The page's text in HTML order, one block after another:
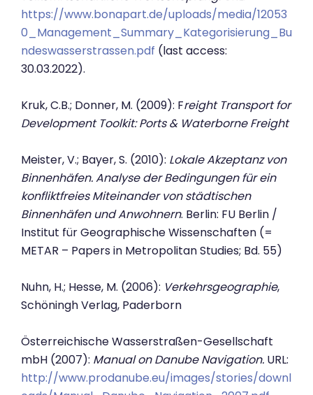
https://www.bonapart.de/uploads/media/12053
0_Management_Summary_Kategorisierung_Bu
ndeswasserstrassen.pdf (last access:
30.03.2022).
Kruk, C.B.; Donner, M. (2009): Freight Transport for
Development Toolkit: Ports & Waterborne Freight
Meister, V.; Bayer, S. (2010): Lokale Akzeptanz von
Binnenhäfen. Analyse der Bedingungen für ein
konfliktfreies Miteinander von städtischen
Binnenhäfen und Anwohnern. Berlin: FU Berlin /
Institut für Geographische Wissenschaften (=
METAR – Papers in Metropolitan Studies; Bd. 55)
Nuhn, H.; Hesse, M. (2006): Verkehrsgeographie,
Schöningh Verlag, Paderborn
Österreichische Wasserstraßen-Gesellschaft
mbH (2007): Manual on Danube Navigation. URL:
http://www.prodanube.eu/images/stories/downl